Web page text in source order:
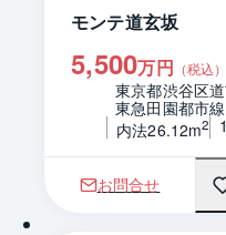
モンテ道玄坂
5,500万円 （税込）
東京都渋谷区
東急田園都市
内法26.12m2
お問合せ